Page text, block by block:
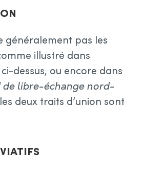
généralement pas les
illustré dans
ci-dessus, ou encore dans
de libre-échange nord-
deux traits d’union sont